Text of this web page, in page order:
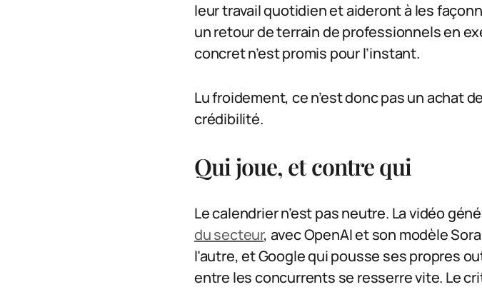
leur travail quotidien et aideront à les
un retour de terrain de professionnels en
concret n’est promis pour l’instant.
Lu froidement, ce n’est donc pas un achat
crédibilité.
Qui joue, et contre qui
Le calendrier n’est pas neutre. La vidéo
du secteur, avec OpenAI et son modèle
l’autre, et Google qui pousse ses propres
entre les concurrents se resserre vite. Le